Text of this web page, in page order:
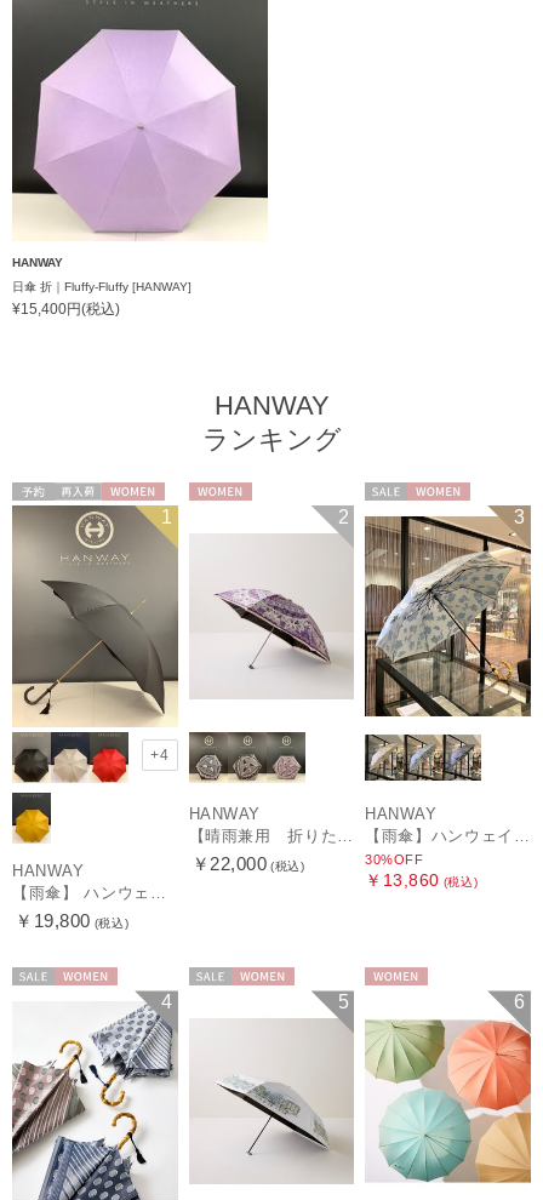
HANWAY
日傘 折｜Fluffy-Fluffy [HANWAY]
¥15,400円(税込)
HANWAY
ランキング
予約 再入荷 WOMEN 1
+4
HANWAY
【雨傘】 ハンウェイ （HANWAY） Couturier クチュリエ 長傘 日本製
￥19,800 (税込)
2
HANWAY
【晴雨兼用 折りたたみ日傘】ハンウェイ（ＨＡＮＷＡＹ）Vestido de frida（べスティード・デ・フリーダ）
￥22,000 (税込)
3
HANWAY
【雨傘】ハンウェイ (HANWAY) Lily CJ（リリー・シー・ジェー） 日本製 親骨：51～55cm
30%OFF
￥13,860 (税込)
4 5 6